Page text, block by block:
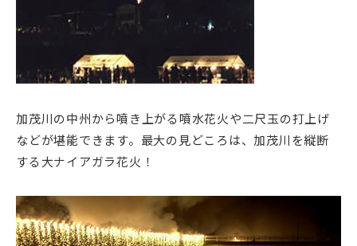
加茂川の中州から噴き上がる噴水花火や二尺玉の打上げ
などが堪能できます。最大の見どころは、加茂川を縦断
する大ナイアガラ花火！